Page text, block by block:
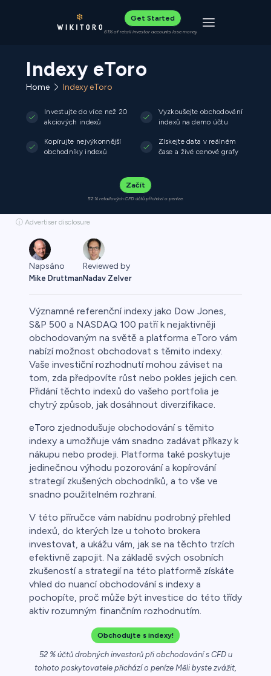
Get Started
61% of retail investor accounts lose money Toggle
Indexy eToro
Home Indexy eToro
Investujte do více než 20
akciových indexů
Vyzkoušejte obchodování
indexů na demo účtu
Kopírujte nejvýkonnější
obchodníky indexů
Získejte data v reálném
čase a živé cenové grafy
Začít
52 % retailových CFD účtů přichází o peníze.
ⓘ Advertiser disclosure
Napsáno
Mike Druttman
Reviewed by
Nadav Zelver
Významné referenční indexy jako Dow Jones,
S&P 500 a NASDAQ 100 patří k nejaktivněji
obchodovaným na světě a platforma eToro vám
nabízí možnost obchodovat s těmito indexy.
Vaše investiční rozhodnutí mohou záviset na
tom, zda předpovíte růst nebo pokles jejich cen.
Přidání těchto indexů do vašeho portfolia je
chytrý způsob, jak dosáhnout diverzifikace.
eToro zjednodušuje obchodování s těmito
indexy a umožňuje vám snadno zadávat příkazy k
nákupu nebo prodeji. Platforma také poskytuje
jedinečnou výhodu pozorování a kopírování
strategií zkušených obchodníků, a to vše ve
snadno použitelném rozhraní.
V této příručce vám nabídnu podrobný přehled
indexů, do kterých lze u tohoto brokera
investovat, a ukážu vám, jak se na těchto trzích
efektivně zapojit. Na základě svých osobních
zkušeností a strategií na této platformě získáte
vhled do nuancí obchodování s indexy a
pochopíte, proč může být investice do této třídy
aktiv rozumným finančním rozhodnutím.
Obchodujte s indexy!
52 % účtů drobných investorů při obchodování s CFD u
tohoto poskytovatele přichází o peníze Měli byste zvážit,
Forex
o